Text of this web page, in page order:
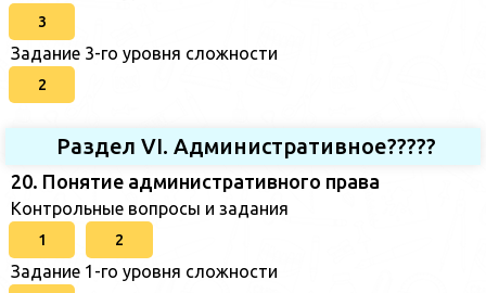
3
Задание 3-го уровня сложности
2
Раздел VI. Административное?????
20. Понятие административного права
Контрольные вопросы и задания
1 2
Задание 1-го уровня сложности